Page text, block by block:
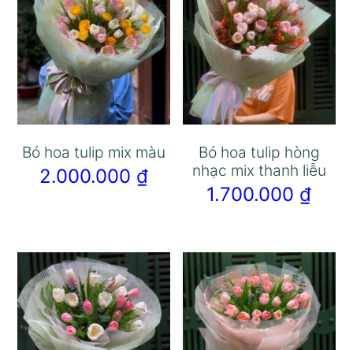
Bó hoa tulip mix màu
2.000.000 ₫
Bó hoa tulip hòng
nhạc mix thanh liễu
1.700.000 ₫